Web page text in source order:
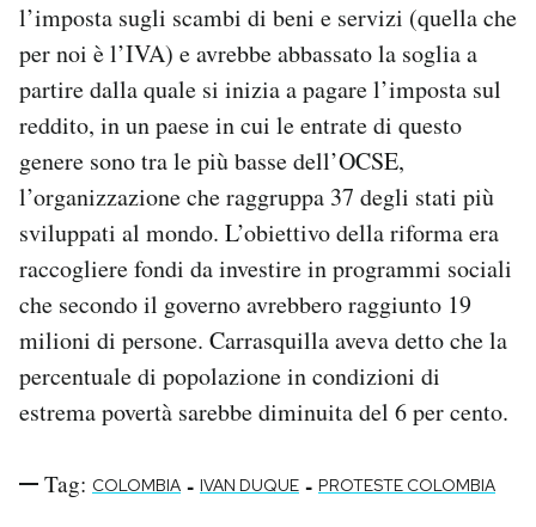
l’imposta sugli scambi di beni e servizi (quella che
per noi è l’IVA) e avrebbe abbassato la soglia a
partire dalla quale si inizia a pagare l’imposta sul
reddito, in un paese in cui le entrate di questo
genere sono tra le più basse dell’OCSE,
l’organizzazione che raggruppa 37 degli stati più
sviluppati al mondo. L’obiettivo della riforma era
raccogliere fondi da investire in programmi sociali
che secondo il governo avrebbero raggiunto 19
milioni di persone. Carrasquilla aveva detto che la
percentuale di popolazione in condizioni di
estrema povertà sarebbe diminuita del 6 per cento.
Tag: COLOMBIA - IVAN DUQUE - PROTESTE COLOMBIA